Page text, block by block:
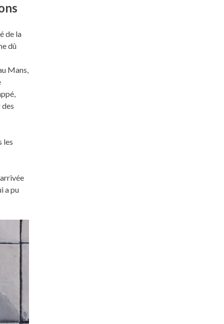
de la
dû
Mans,
les
a pu